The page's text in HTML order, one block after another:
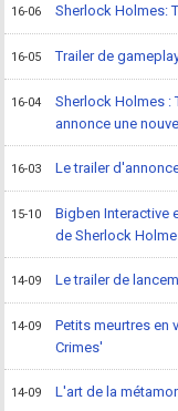
16-06 Sherlock Holmes:
16-05 Trailer de
16-04
Sherlock Holmes :
annonce une
16-03 Le trailer
15-10
Bigben Interactive
de Sherlock
14-09 Le trailer de
14-09
Petits meurtres en
Crimes'
14-09 L'art de la